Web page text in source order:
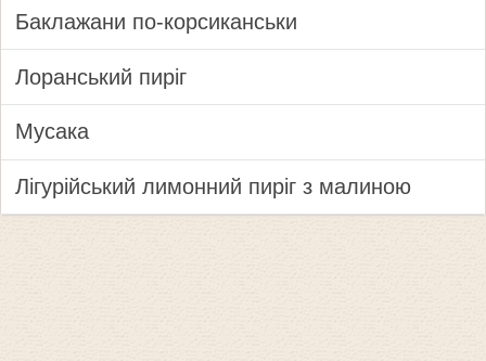
Баклажани по-корсиканськи
Лоранський пиріг
Мусака
Лігурійський лимонний пиріг з малиною